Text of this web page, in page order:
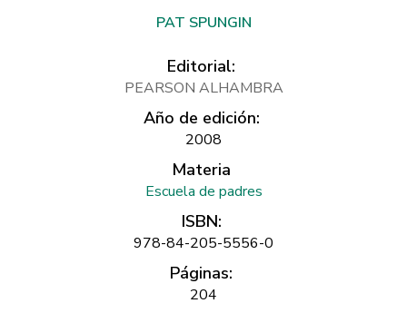
PAT SPUNGIN
Editorial:
PEARSON ALHAMBRA
Año de edición:
2008
Materia
Escuela de padres
ISBN:
978-84-205-5556-0
Páginas:
204